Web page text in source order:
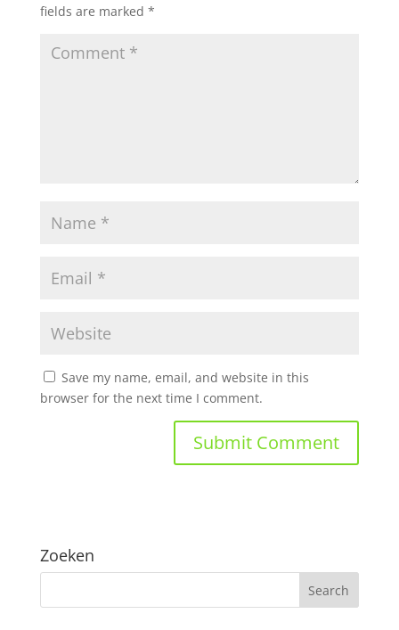
fields are marked *
Save my name, email, and website in this
browser for the next time I comment.
Zoeken